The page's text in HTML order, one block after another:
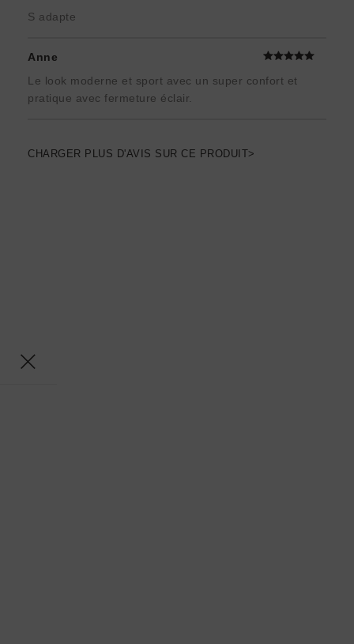
S adapte
Anne
Le look moderne et sport avec un super confort et
pratique avec fermeture éclair.
CHARGER PLUS D'AVIS SUR CE PRODUIT>